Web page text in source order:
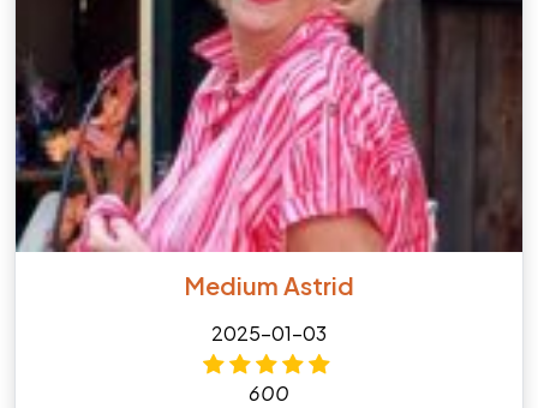
Medium Astrid
2025-01-03
600